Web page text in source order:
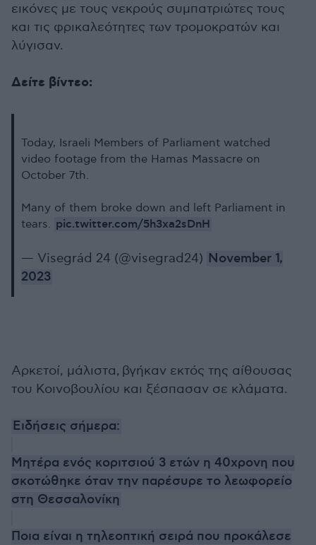
εικόνες με τους νεκρούς συμπατριώτες τους
και τις φρικαλεότητες των τρομοκρατών και
λύγισαν.
Δείτε βίντεο:
Today, Israeli Members of Parliament watched
video footage from the Hamas Massacre on
October 7th.
Many of them broke down and left Parliament in
tears. pic.twitter.com/5h3xa2sDnH
— Visegrád 24 (@visegrad24) November 1,
2023
Αρκετοί, μάλιστα, βγήκαν εκτός της αίθουσας
του Κοινοβουλίου και ξέσπασαν σε κλάματα.
Ειδήσεις σήμερα:
Μητέρα ενός κοριτσιού 3 ετών η 40χρονη που
σκοτώθηκε όταν την παρέσυρε το λεωφορείο
στη Θεσσαλονίκη
Ποια είναι η τηλεοπτική σειρά που προκάλεσε